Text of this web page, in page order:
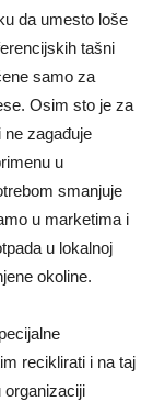
da umesto loše
tašni
samo za
Osim sto je za
ne zagađuje
u
smanjuje
u marketima i
u lokalnoj
okoline.
reciklirati i na taj
organizaciji